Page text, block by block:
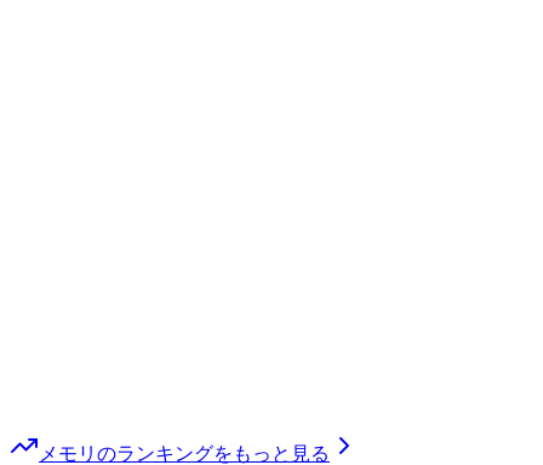
メモリ のランキングをもっと見る